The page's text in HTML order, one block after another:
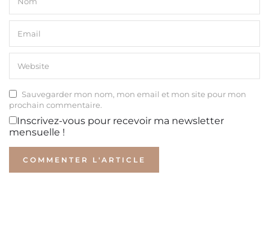
Sauvegarder mon nom, mon email et mon site pour mon
prochain commentaire.
Inscrivez-vous pour recevoir ma newsletter
mensuelle !